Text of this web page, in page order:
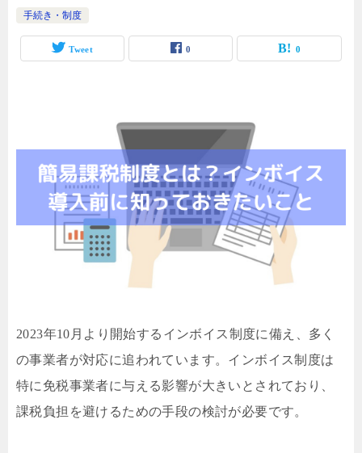
手続き・制度
Tweet 0 0
2023年10月より開始するインボイス制度に備え、多く
の事業者が対応に追われています。インボイス制度は
特に免税事業者に与える影響が大きいとされており、
課税負担を避けるための手段の検討が必要です。